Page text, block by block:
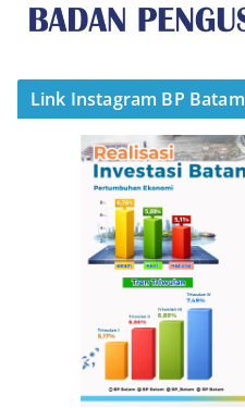
Link Instagram BP Batam